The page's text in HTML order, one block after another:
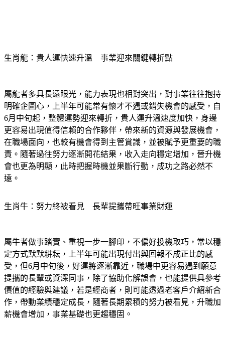
生肖龍：貴人運快速升溫　事業迎來關鍵轉折點
屬龍者多具長遠眼光，能力表現也相對突出，對事業往往抱持
明確企圖心，上半年可能常有懷才不遇或錯失機會的感受，自
6月中旬起，整體運勢迎來轉折，貴人運升溫速度加快，身邊
更容易出現值得信賴的合作夥伴，帶來新的資源與發展機會，
在職場面向，也較有機會得到主管賞識，並被賦予更重要的職
責。隨著過往努力逐漸開花結果，收入走向穩定增加，晉升機
會也更為明顯，此時把握時機並果斷行動，成功之路必然不
遠。
生肖牛：努力終被看見　長輩提攜帶旺事業財運
屬牛者做事踏實、重視一步一腳印，不偏好投機取巧，常以穩
定方式默默耕耘，上半年可能出現付出與回報不成正比的感
受，但6月中旬後，好運將逐漸靠近，職場中更容易遇到願意
提攜的長輩或資深同事，除了協助化解誤會，也能提供具參考
價值的經驗與建議，若是經商者，則可能透過老客戶介紹新合
作，帶動業績穩定成長，隨著長期累積的努力被看見，升職加
薪機會增加，事業基礎也更趨穩固。